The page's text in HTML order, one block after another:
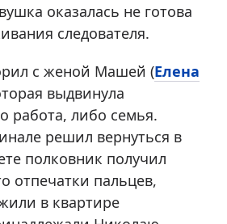
оказалась не готова
следователя.
с женой Машей (Елена
выдвинула
работа, либо семья.
решил вернуться в
полковник получил
отпечатки пальцев,
в квартире